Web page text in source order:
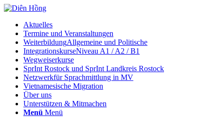
Aktuelles
Termine und Veranstaltungen
WeiterbildungAllgemeine und Politische
IntegrationskurseNiveau A1 / A2 / B1
Wegweiserkurse
SprInt Rostock und SprInt Landkreis Rostock
Netzwerkfür Sprachmittlung in MV
Vietnamesische Migration
Über uns
Unterstützen & Mitmachen
Menü Menü